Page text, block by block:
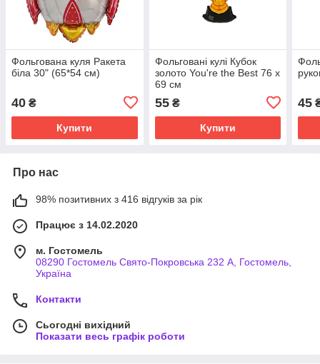
Фольгована куля Ракета
біла 30" (65*54 см)
40 ₴
Купити
Фольговані кулі Кубок
золото You're the Best 76 х
69 см
55₴
Купити
45
Про нас
98% позитивних з 416 відгуків за рік
Працює з 14.02.2020
м. Гостомель
08290 Гостомель Свято-Покровська 232 А, Гостомель,
Україна
Контакти
Сьогодні вихідний
Показати весь графік роботи